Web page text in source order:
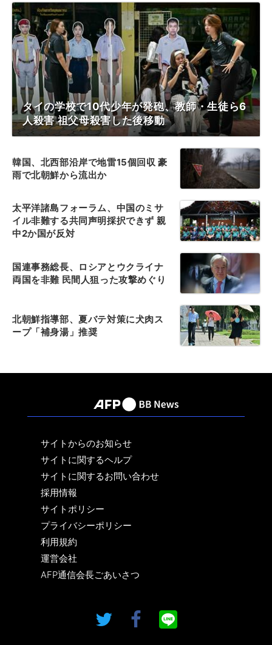
タイの学校で10代少年が発砲、教師・生徒ら6
人殺害 祖父母殺害した後移動
韓国、北西部沿岸で地雷15個回収 豪
雨で北朝鮮から流出か
太平洋諸島フォーラム、中国のミサ
イル非難する共同声明採択できず 親
中2か国が反対
国連事務総長、ロシアとウクライナ
両国を非難 民間人狙った攻撃めぐり
北朝鮮指導部、夏バテ対策に犬肉ス
ープ「補身湯」推奨
サイトからのお知らせ
サイトに関するヘルプ
サイトに関するお問い合わせ
採用情報
サイトポリシー
プライバシーポリシー
利用規約
運営会社
AFP通信会長ごあいさつ